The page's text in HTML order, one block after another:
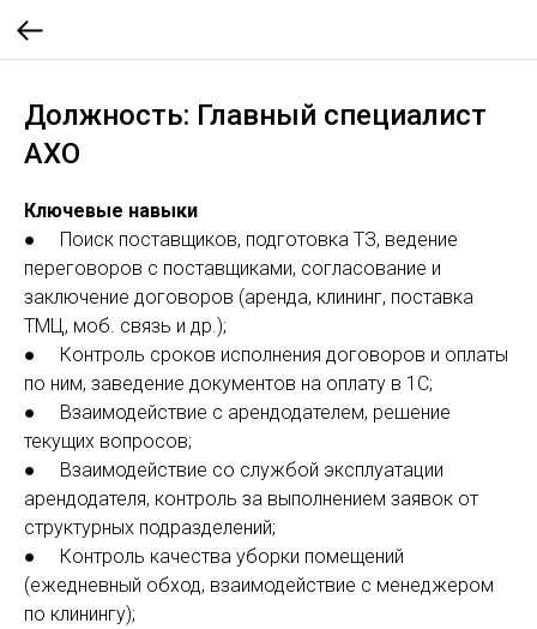
Должность: Главный специалист
АХО
Ключевые навыки
● Поиск поставщиков, подготовка ТЗ, ведение
переговоров с поставщиками, согласование и
заключение договоров (аренда, клининг, поставка
ТМЦ, моб. связь и др.);
● Контроль сроков исполнения договоров и оплаты
по ним, заведение документов на оплату в 1С;
● Взаимодействие с арендодателем, решение
текущих вопросов;
● Взаимодействие со службой эксплуатации
арендодателя, контроль за выполнением заявок от
структурных подразделений;
● Контроль качества уборки помещений
(ежедневный обход, взаимодействие с менеджером
по клинингу);